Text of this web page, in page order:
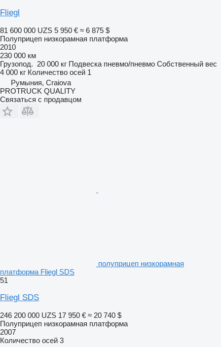
Fliegl
81 600 000 UZS 5 950 € ≈ 6 875 $
Полуприцеп низкорамная платформа
2010
230 000 км
Грузопод. 20 000 кг Подвеска пневмо/пневмо Собственный вес
4 000 кг Количество осей 1
Румыния, Craiova
PROTRUCK QUALITY
Связаться с продавцом
полуприцеп низкорамная
платформа Fliegl SDS
51
Fliegl SDS
246 200 000 UZS 17 950 € ≈ 20 740 $
Полуприцеп низкорамная платформа
2007
Количество осей 3